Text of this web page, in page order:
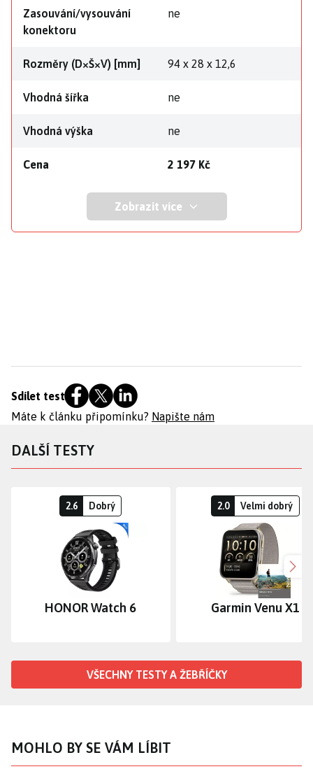
Zasouvání/vysouvání
konektoru
ne
Rozměry (D×Š×V) [mm] 94 x 28 x 12,6
Vhodná šířka ne
Vhodná výška ne
Cena 2 197 Kč
Zobrazit více
Sdílet test
Máte k článku připomínku? Napište nám
DALŠÍ TESTY
2.6 Dobrý
HONOR Watch 6
2.0 Velmi dobrý
Garmin Venu X1
VŠECHNY TESTY A ŽEBŘÍČKY
MOHLO BY SE VÁM LÍBIT